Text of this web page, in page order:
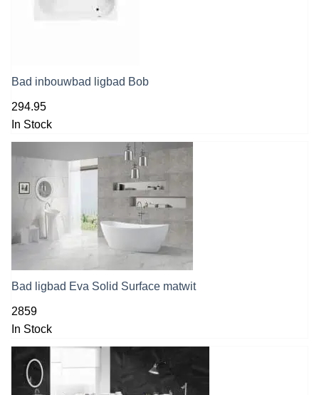
Bad inbouwbad ligbad Bob
294.95
In Stock
Bad ligbad Eva Solid Surface matwit
2859
In Stock